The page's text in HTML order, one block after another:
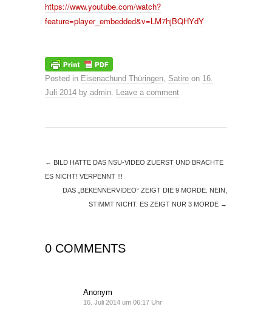
https://www.youtube.com/watch?
feature=player_embedded&v=LM7hjBQHYdY
Posted in Eisenachund Thüringen, Satire on 16.
Juli 2014 by admin. Leave a comment
← BILD HATTE DAS NSU-VIDEO ZUERST UND BRACHTE
ES NICHT! VERPENNT !!!
DAS „BEKENNERVIDEO“ ZEIGT DIE 9 MORDE. NEIN,
STIMMT NICHT. ES ZEIGT NUR 3 MORDE →
0 COMMENTS
Anonym
16. Juli 2014 um 06:17 Uhr